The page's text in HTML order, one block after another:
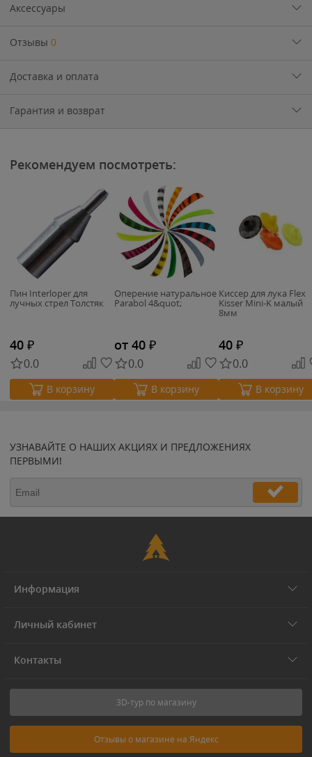
Аксессуары
Отзывы 0
Доставка и оплата
Гарантия и возврат
Рекомендуем посмотреть:
Пин Interloper для
лучных стрел Толстяк
40 ₽
0.0
В корзину
Оперение натуральное
Parabol 4&quot;
от 40 ₽
0.0
В корзину
Киссер для лука Flex
Kisser Mini-K малый
8мм
40 ₽
0.0
В корзину
УЗНАВАЙТЕ О НАШИХ АКЦИЯХ И ПРЕДЛОЖЕНИЯХ
ПЕРВЫМИ!
Информация
Личный кабинет
Контакты
3D-тур по магазину
Отзывы о магазине на Яндекс